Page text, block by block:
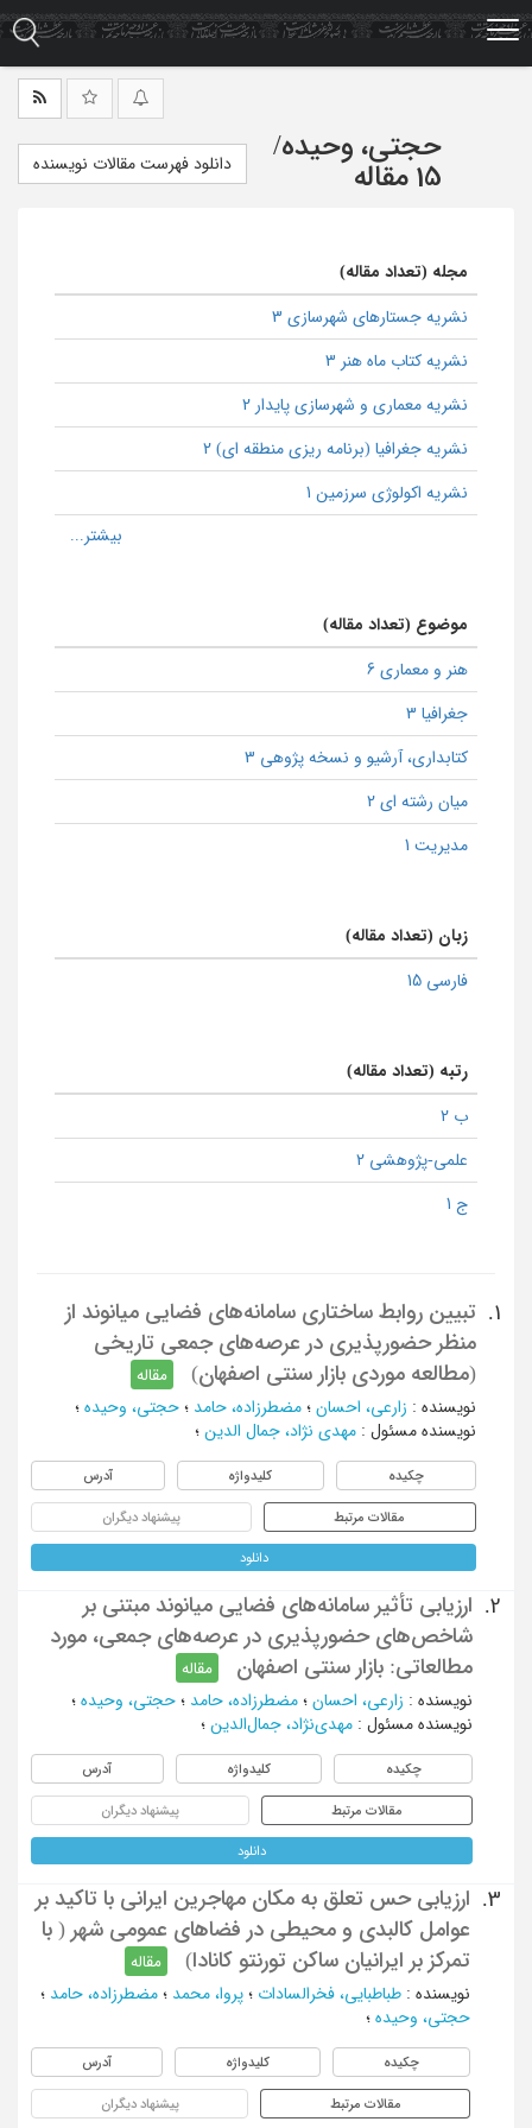
Skip
to
حجتی، وحیده/
15 مقاله
دانلود فهرست مقالات نویسنده
مجله (تعداد مقاله)
نشریه جستارهای شهرسازی 3
نشریه کتاب ماه هنر 3
نشریه معماری و شهرسازی پایدار 2
نشریه جغرافیا (برنامه ریزی منطقه ای) 2
نشریه اکولوژی سرزمین 1
موضوع (تعداد مقاله)
هنر و معماری 6
جغرافیا 3
كتابداری، آرشیو و نسخه پژوهی 3
میان رشته ای 2
مدیریت 1
زبان (تعداد مقاله)
فارسی 15
رتبه (تعداد مقاله)
ب 2
علمی-پژوهشی 2
ج 1
1.
تبیین روابط ساختاری سامانه‌های فضایی میانوند از
منظر حضورپذیری در عرصه‌های جمعی تاریخی
(مطالعه موردی بازار سنتی اصفهان)
مقاله
نویسنده : زارعی، احسان ؛ مضطرزاده، حامد ؛ حجتی، وحیده ؛
نویسنده مسئول : مهدی نژاد، جمال الدین ؛
چکیده کلیدواژه آدرس
مقالات مرتبط پیشنهاد دیگران
دانلود
2.
ارزیابی تأثیر سامانه‌های فضایی میانوند مبتنی بر
شاخص‌های حضورپذیری در عرصه‌های جمعی، مورد
مطالعاتی: بازار سنتی اصفهان
مقاله
نویسنده : زارعی، احسان ؛ مضطرزاده، حامد ؛ حجتی، وحیده ؛
نویسنده مسئول : مهدی‌نژاد، جمال‌الدین ؛
چکیده کلیدواژه آدرس
مقالات مرتبط پیشنهاد دیگران
دانلود
3.
ارزیابی حس تعلق به مکان مهاجرین ایرانی با تاکید بر
عوامل کالبدی و محیطی در فضاهای عمومی شهر ( با
تمرکز بر ایرانیان ساکن تورنتو کانادا)
مقاله
نویسنده : طباطبایی، فخرالسادات ؛ پروا، محمد ؛ مضطرزاده، حامد ؛
حجتی، وحیده ؛
چکیده کلیدواژه آدرس
مقالات مرتبط پیشنهاد دیگران